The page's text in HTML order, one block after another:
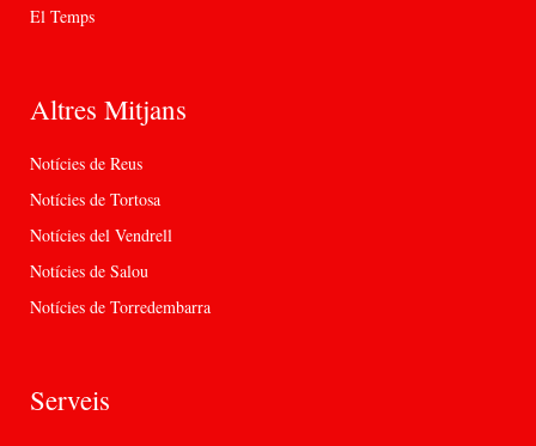
El Temps
Altres Mitjans
Notícies de Reus
Notícies de Tortosa
Notícies del Vendrell
Notícies de Salou
Notícies de Torredembarra
Serveis